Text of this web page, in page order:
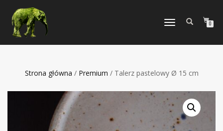
TOGGLE
0
Strona główna / Premium / Talerz pastelowy Ø 15 cm